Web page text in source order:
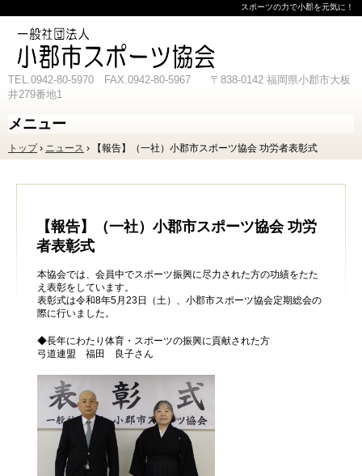
スポーツの力で小郡を元気に！
TEL.0942-80-5970 FAX.0942-80-5967 〒838-0142 福岡県小郡市大板
井279番地1
メニュー
ントップ › ニュース › 【報告】（一社）小郡市スポーツ協会 功労者表彰式
【報告】（一社）小郡市スポーツ協会 功労
者表彰式
本協会では、会員中でスポーツ振興に尽力された方の功績をたた
え表彰をしています。
表彰式は令和8年5月23日（土）、小郡市スポーツ協会定期総会の
際に行いました。
◆長年にわたり体育・スポーツの振興に貢献された方
弓道連盟 福田 良子さん